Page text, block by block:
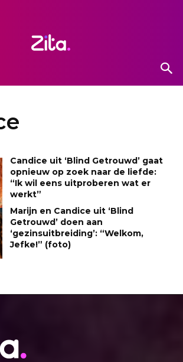
Candice uit ‘Blind Getrouwd’ gaat
opnieuw op zoek naar de liefde:
“Ik wil eens uitproberen wat er
werkt”
Marijn en Candice uit ‘Blind
Getrouwd’ doen aan
‘gezinsuitbreiding’: “Welkom,
Jefke!” (foto)